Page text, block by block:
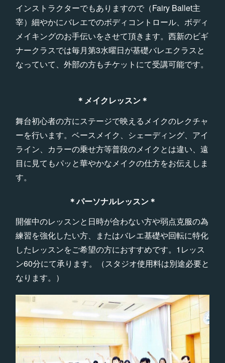
インストラクターでもありますので（Fairy Ballet主
宰）細やかにバレエでのボディコントロール、ボディ
メイキングのお手伝いをさせて頂きます。西新のビギ
ナークラスでは毎月第3水曜日が基礎バレエクラスと
なっていて、外部の方もチケットにて受講可能です。
＊メイクレッスン＊
舞台初心者の方にステージで映えるメイクのレクチャ
ーを行います。ベースメイク、シェーディング、アイ
ライン、カラーの乗せ方等普段のメイクとは違い、遠
目に見てもパッと華やかなメイクの仕方をお伝えしま
す。
＊パーソナルレッスン＊
開催中のレッスンと日時が合わない方や弱点克服の為
練習を強化したい方、またはバレエ基礎や回転に特化
したレッスンをご希望の方におすすめです。1レッス
ン60分にて承ります。（スタジオ使用料は別途必要と
なります。）